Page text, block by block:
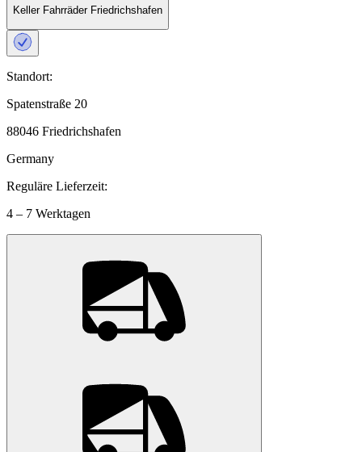
Keller Fahrräder Friedrichshafen
Standort:
Spatenstraße 20
88046 Friedrichshafen
Germany
Reguläre Lieferzeit:
4 – 7 Werktagen